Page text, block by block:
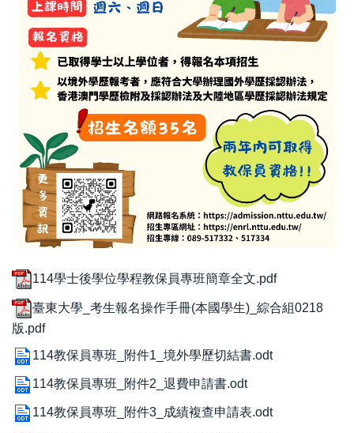
114學士後學位學程教保員專班簡章全文.pdf
臺東大學_考生報名操作手冊(本國學生)_綜合組0218
版.pdf
114教保員專班_附件1_境外學歷切結書.odt
114教保員專班_附件2_退費申請書.odt
114教保員專班_附件3_成績複查申請表.odt